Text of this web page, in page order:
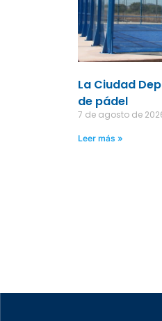
La Ciudad
de pádel
7 de agosto de
Leer más »